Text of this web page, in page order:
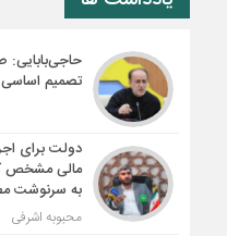
حاجی‌بابایی:
تصمیم
دولت برای
مالی مشخص
به سرنوشت
محبوبه اشرفی